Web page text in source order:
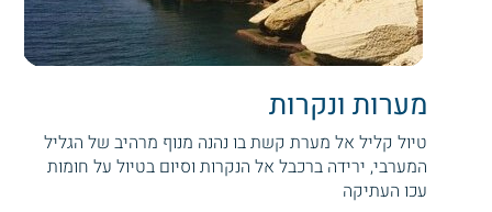
מערות ונקרות
טיול קליל אל מערת קשת בו נהנה מנוף מרהיב של הגליל
המערבי, ירידה ברכבל אל הנקרות וסיום בטיול על חומות
עכו העתיקה